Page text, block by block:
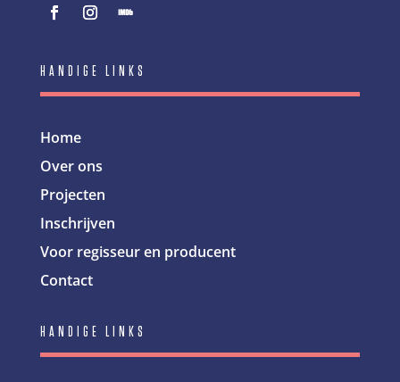
HANDIGE LINKS
Home
Over ons
Projecten
Inschrijven
Voor regisseur en producent
Contact
HANDIGE LINKS